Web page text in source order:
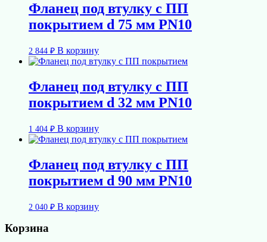
Фланец под втулку с ПП
покрытием d 75 мм PN10
2 844 ₽ В корзину
Фланец под втулку с ПП
покрытием d 32 мм PN10
1 404 ₽ В корзину
Фланец под втулку с ПП
покрытием d 90 мм PN10
2 040 ₽ В корзину
Корзина